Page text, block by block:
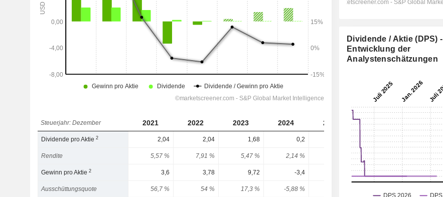
Steuerjahr: Dezember 2021 2022 2023 2024 2025 2026 2027
Dividende pro Aktie2 2,04 2,04 1,68 0,2 0,04
Rendite 5,57 % 7,91 % 5,47 % 2,14 % 0,29 %
Gewinn pro Aktie2 3,6 3,78 9,72 -3,4 0,3404 1,386
Ausschüttungsquote 56,7 % 54 % 17,3 % -5,88 %
Dividende / Aktie (DPS) -
Entwicklung der
Analystenschätzungen